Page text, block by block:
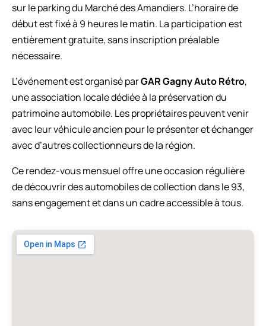
sur le parking du Marché des Amandiers. L’horaire de
début est fixé à 9 heures le matin. La participation est
entièrement gratuite, sans inscription préalable
nécessaire.
L’événement est organisé parGAR Gagny Auto Rétro,
une association locale dédiée à la préservation du
patrimoine automobile. Les propriétaires peuvent venir
avec leur véhicule ancien pour le présenter et échanger
avec d’autres collectionneurs de la région.
Ce rendez-vous mensuel offre une occasion régulière
de découvrir des automobiles de collection dans le 93,
sans engagement et dans un cadre accessible à tous.